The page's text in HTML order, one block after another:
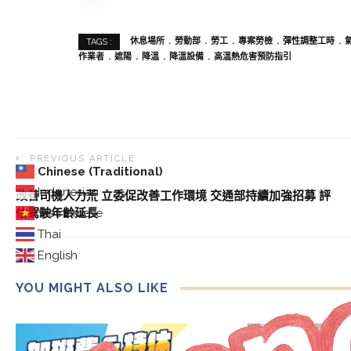
Chinese (Traditional)
Indonesian
Vietnamese
Thai
English
TAGS : 休息場所 勞動部 勞工 專案勞檢 彈性調整工時
作業者
遮陽 降溫 降溫設備 高溫熱危害預防指引
PREVIOUS ARTICLE
改善司機人力荒 立委促改善工作環境 交通部持續加強招募 評
估駕駛年齡延長
YOU MIGHT ALSO LIKE